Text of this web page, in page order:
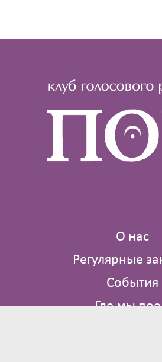
О нас
Регулярные
События
Где мы